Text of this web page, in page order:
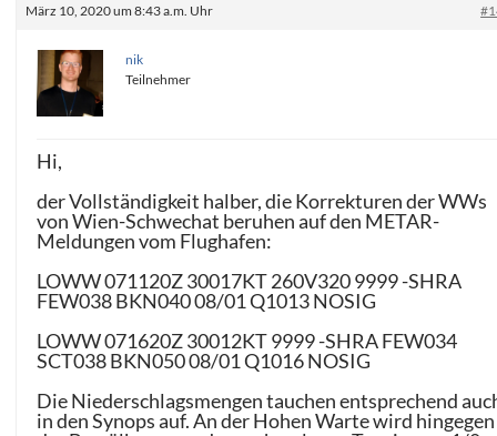
März 10, 2020 um 8:43 a.m. Uhr
nik
Teilnehmer
Hi,
der Vollständigkeit halber, die Korrekturen der WWs
von Wien-Schwechat beruhen auf den METAR-
Meldungen vom Flughafen:
LOWW 071120Z 30017KT 260V320 9999 -SHRA
FEW038 BKN040 08/01 Q1013 NOSIG
LOWW 071620Z 30012KT 9999 -SHRA FEW034
SCT038 BKN050 08/01 Q1016 NOSIG
Die Niederschlagsmengen tauchen entsprechend
in den Synops auf. An der Hohen Warte wird hingegen